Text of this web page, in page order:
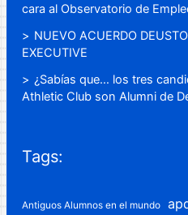
cara al Observatorio de
NUEVO ACUERDO
EXECUTIVE
¿Sabías que… los tres
Athletic Club son Alumni de
Tags:
Antiguos Alumnos en el mundo